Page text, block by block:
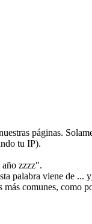
páginas.
tu IP).
zzzz".
palabra viene de ...
comunes, como